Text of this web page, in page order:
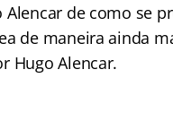
Alencar de como se
de maneira ainda
Hugo Alencar.